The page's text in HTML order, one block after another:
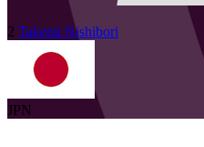
2 Takemi Nishibori
JPN